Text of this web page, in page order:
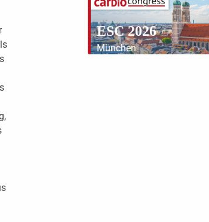
ESC 2026
München